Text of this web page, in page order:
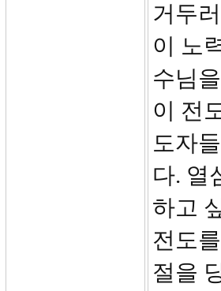
거두
이 노
수님
이 전
도자
다. 열
하고
전도
절을